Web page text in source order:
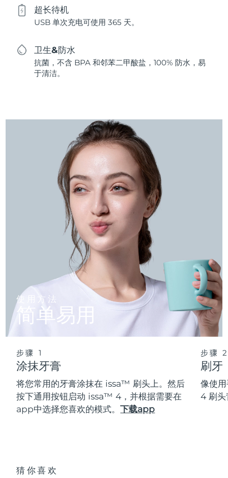
超长待机
USB 单次充电可使用 365 天。
卫生&防水
抗菌，不含 BPA 和邻苯二甲酸盐，100% 防水，易
于清洁。
使用方法
简单易用
步骤 1
涂抹牙膏
将您常用的牙膏涂抹在 issa™ 刷头上。然后
按下通用按钮启动 issa™ 4，并根据需要在
app中选择您喜欢的模式。下载app
步骤
刷牙
像使
4 刷头
猜你喜欢